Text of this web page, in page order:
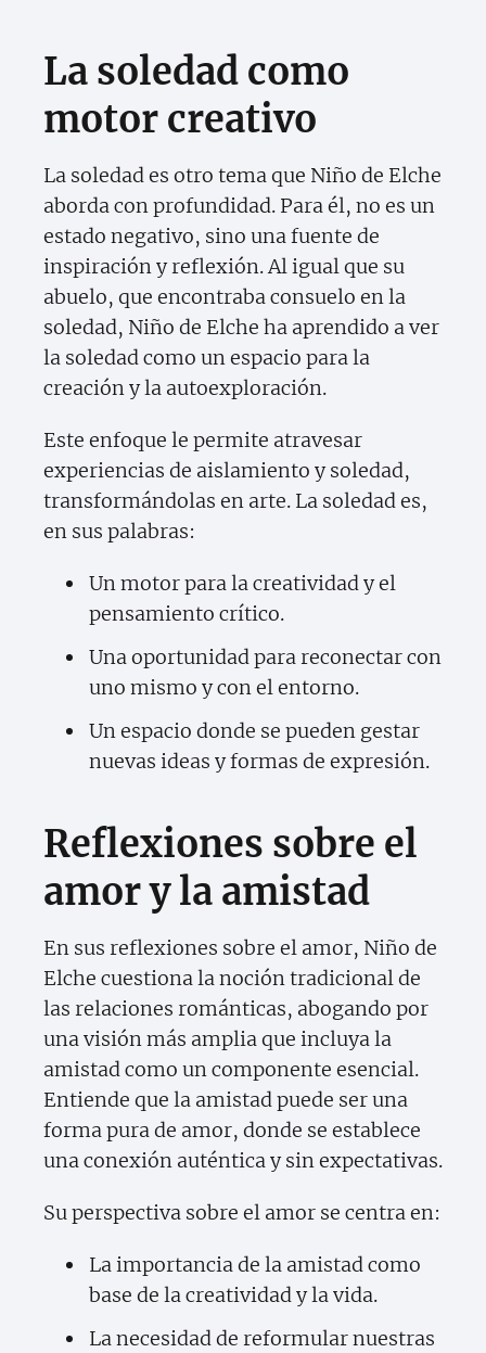
La soledad como
motor creativo
La soledad es otro tema que Niño de Elche
aborda con profundidad. Para él, no es un
estado negativo, sino una fuente de
inspiración y reflexión. Al igual que su
abuelo, que encontraba consuelo en la
soledad, Niño de Elche ha aprendido a ver
la soledad como un espacio para la
creación y la autoexploración.
Este enfoque le permite atravesar
experiencias de aislamiento y soledad,
transformándolas en arte. La soledad es,
en sus palabras:
Un motor para la creatividad y el
pensamiento crítico.
Una oportunidad para reconectar con
uno mismo y con el entorno.
Un espacio donde se pueden gestar
nuevas ideas y formas de expresión.
Reflexiones sobre el
amor y la amistad
En sus reflexiones sobre el amor, Niño de
Elche cuestiona la noción tradicional de
las relaciones románticas, abogando por
una visión más amplia que incluya la
amistad como un componente esencial.
Entiende que la amistad puede ser una
forma pura de amor, donde se establece
una conexión auténtica y sin expectativas.
Su perspectiva sobre el amor se centra en:
La importancia de la amistad como
base de la creatividad y la vida.
La necesidad de reformular nuestras